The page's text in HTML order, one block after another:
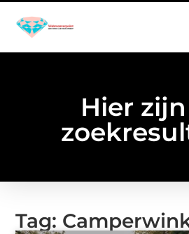
Hier
Tag: